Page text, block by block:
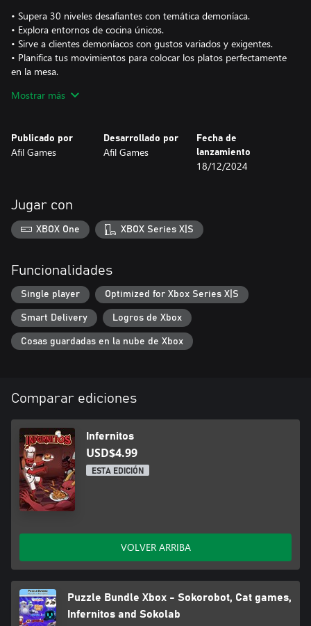
• Supera 30 niveles desafiantes con temática demoníaca.
• Explora entornos de cocina únicos.
• Sirve a clientes demoníacos con gustos variados y exigentes.
• Planifica tus movimientos para colocar los platos perfectamente
en la mesa.
endemoniadamente divertido.
Mostrar más
Publicado por
Afil Games
Desarrollado por
Afil Games
Fecha de
lanzamiento
18/12/2024
Jugar con
XBOX One XBOX Series X|S
Funcionalidades
Single player Optimized for Xbox Series X|S
Smart Delivery Logros de Xbox
Cosas guardadas en la nube de Xbox
Comparar ediciones
Infernitos
USD$4.99
ESTA EDICIÓN
VOLVER ARRIBA
Puzzle Bundle Xbox - Sokorobot, Cat games,
Infernitos and Sokolab